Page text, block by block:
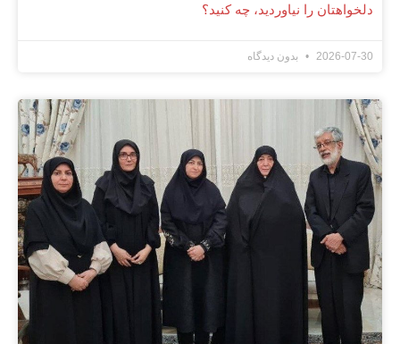
دلخواهتان را نیاوردید، چه کنید؟
2026-07-30 بدون دیدگاه